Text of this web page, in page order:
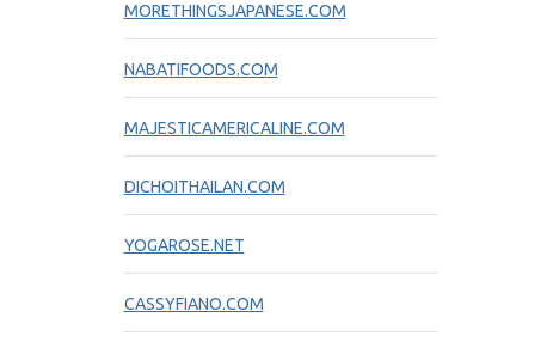
MORETHINGSJAPANESE.COM
NABATIFOODS.COM
MAJESTICAMERICALINE.COM
DICHOITHAILAN.COM
YOGAROSE.NET
CASSYFIANO.COM